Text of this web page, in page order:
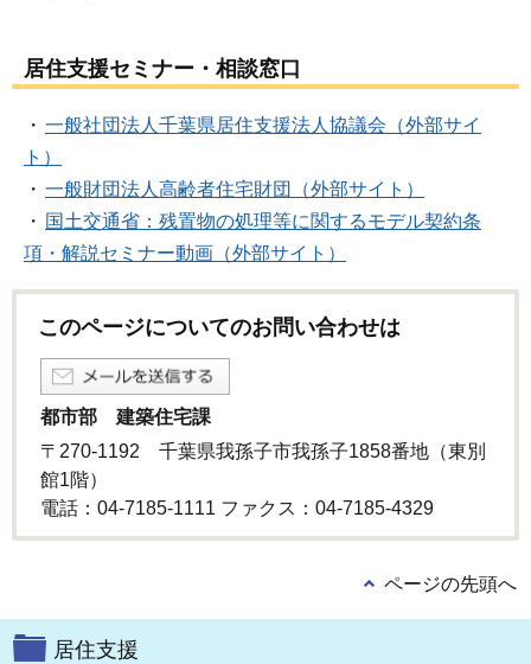
居住支援セミナー・相談窓口
・ 一般社団法人千葉県居住支援法人協議会（外部サイ
ト）
・ 一般財団法人高齢者住宅財団（外部サイト）
・ 国土交通省：残置物の処理等に関するモデル契約条
項・解説セミナー動画（外部サイト）
このページについてのお問い合わせは
都市部 建築住宅課
〒270-1192 千葉県我孫子市我孫子1858番地（東別
館1階）
電話：04-7185-1111 ファクス：04-7185-4329
ページの先頭へ
居住支援